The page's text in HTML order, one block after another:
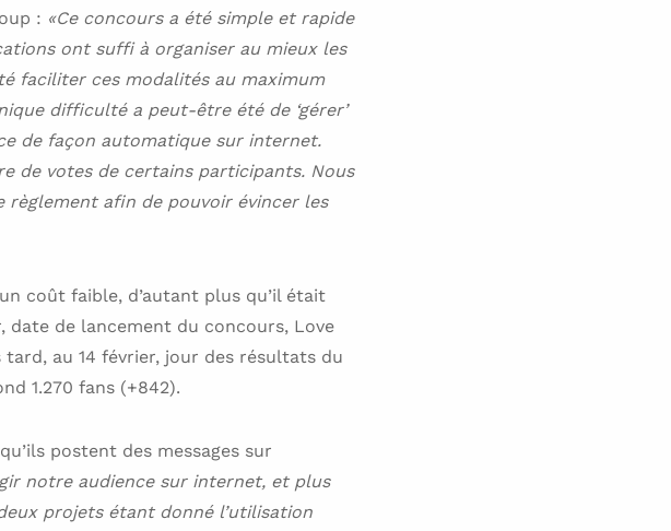
: «Ce concours a été simple et rapide
ont suffi à organiser au mieux les
faciliter ces modalités au maximum
difficulté a peut-être été de ‘gérer’
de façon automatique sur internet.
de votes de certains participants. Nous
règlement afin de pouvoir évincer les
coût faible, d’autant plus qu’il était
date de lancement du concours, Love
au 14 février, jour des résultats du
1.270 fans (+842).
postent des messages sur
notre audience sur internet, et plus
projets étant donné l’utilisation